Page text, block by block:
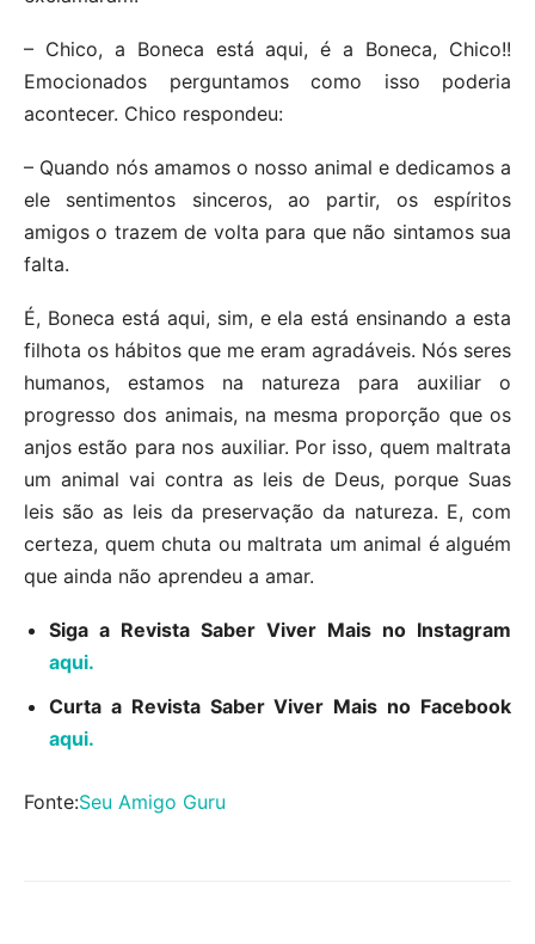
– Chico, a Boneca está aqui, é a Boneca, Chico!!
Emocionados perguntamos como isso poderia
acontecer. Chico respondeu:
– Quando nós amamos o nosso animal e dedicamos a
ele sentimentos sinceros, ao partir, os espíritos
amigos o trazem de volta para que não sintamos sua
falta.
É, Boneca está aqui, sim, e ela está ensinando a esta
filhota os hábitos que me eram agradáveis. Nós seres
humanos, estamos na natureza para auxiliar o
progresso dos animais, na mesma proporção que os
anjos estão para nos auxiliar. Por isso, quem maltrata
um animal vai contra as leis de Deus, porque Suas
leis são as leis da preservação da natureza. E, com
certeza, quem chuta ou maltrata um animal é alguém
que ainda não aprendeu a amar.
Siga a Revista Saber Viver Mais no Instagram
aqui.
Curta a Revista Saber Viver Mais no Facebook
aqui.
Fonte:Seu Amigo Guru